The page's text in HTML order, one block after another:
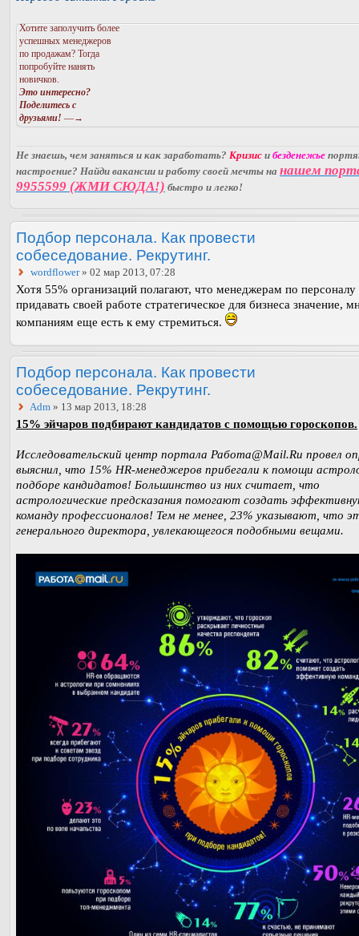
Хотите заполучить более
успешных менеджеров
по продажам? Тогда
попробуйте нанять
новичков.
Это интересно?
Поделитесь с
друзьями! —→
Не знаешь, чем заняться и как заработать? Кризис и безденежье
настроение? Найди вакансии и работу своей мечты на нашем
9955599 (ЖМИ СЮДА!) быстро и легко!
Подбор персонала. Как провести
собеседование. Рекрутинг.
wordflower» 02 мар 2013, 07:28
Хотя 55% организаций полагают, что менеджерам по персоналу
придавать своей работе стратегическое для бизнеса значение,
компаниям еще есть к ему стремиться.
Подбор персонала. Как провести
собеседование. Рекрутинг.
Adm » 13 мар 2013, 18:28
15% эйчаров подбирают кандидатов с помощью гороскопов.
Исследовательский центр портала Работа@Mail.Ru провел
выяснил, что 15% HR-менеджеров прибегали к помощи
подборе кандидатов! Большинство из них считает, что
астрологические предсказания помогают создать
команду профессионалов! Тем не менее, 23% указывают, что
генерального директора, увлекающегося подобными вещами.